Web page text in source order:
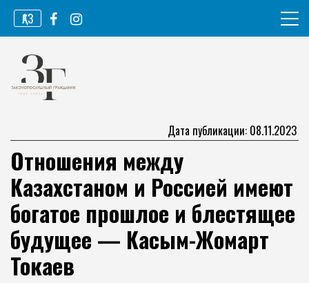
Перейти
содержимому
ҚАЗ
Законопослушный гражданин
Дата публикации: 08.11.2023
Отношения между
Казахстаном и Россией имеют
богатое прошлое и блестящее
будущее — Касым-Жомарт
Токаев